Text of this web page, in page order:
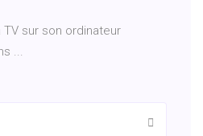
TV sur son ordinateur
...